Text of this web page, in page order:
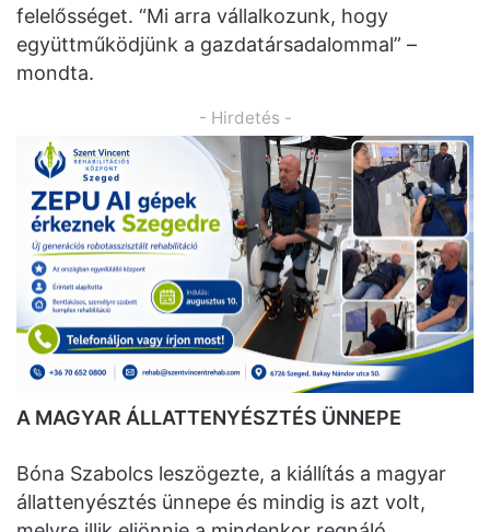
felelősséget. “Mi arra vállalkozunk, hogy
együttműködjünk a gazdatársadalommal” –
mondta.
- Hirdetés -
A MAGYAR ÁLLATTENYÉSZTÉS ÜNNEPE
Bóna Szabolcs leszögezte, a kiállítás a magyar
állattenyésztés ünnepe és mindig is azt volt,